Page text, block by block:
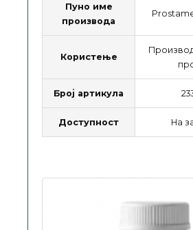
Пуно име
производа
Користење
Број артикула
Доступност На